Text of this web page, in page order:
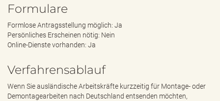
Formulare
Formlose Antragsstellung möglich: Ja
Persönliches Erscheinen nötig: Nein
Online-Dienste vorhanden: Ja
Verfahrensablauf
Wenn Sie ausländische Arbeitskräfte kurzzeitig für Montage- oder
Demontagearbeiten nach Deutschland entsenden möchten,